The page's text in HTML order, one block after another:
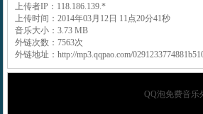
上传者IP：118.186.139.*
上传时间：2014年03月12日 11点20分41秒
音乐大小：3.73 MB
外链次数：7563次
外链地址：http://mp3.qqpao.com/
QQ泡免费音乐